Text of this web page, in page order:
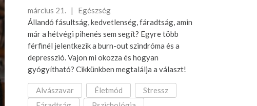
március 21. | Egészség
Állandó fásultság, kedvetlenség, fáradtság, amin
már a hétvégi pihenés sem segít? Egyre több
férfinél jelentkezik a burn-out szindróma és a
depresszió. Vajon mi okozza és hogyan
gyógyítható? Cikkünkben megtalálja a választ!
Alvászavar Életmód
Stressz